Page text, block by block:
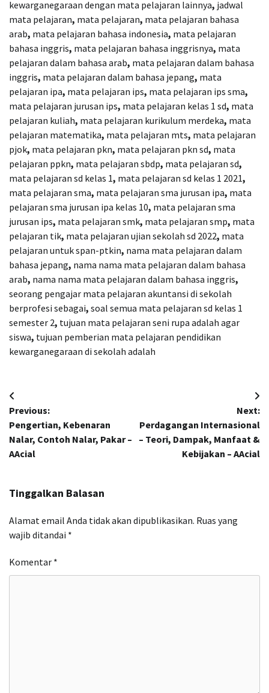
kewarganegaraan dengan mata pelajaran lainnya, jadwal
mata pelajaran, mata pelajaran, mata pelajaran bahasa
arab, mata pelajaran bahasa indonesia, mata pelajaran
bahasa inggris, mata pelajaran bahasa inggrisnya, mata
pelajaran dalam bahasa arab, mata pelajaran dalam bahasa
inggris, mata pelajaran dalam bahasa jepang, mata
pelajaran ipa, mata pelajaran ips, mata pelajaran ips sma,
mata pelajaran jurusan ips, mata pelajaran kelas 1 sd, mata
pelajaran kuliah, mata pelajaran kurikulum merdeka, mata
pelajaran matematika, mata pelajaran mts, mata pelajaran
pjok, mata pelajaran pkn, mata pelajaran pkn sd, mata
pelajaran ppkn, mata pelajaran sbdp, mata pelajaran sd,
mata pelajaran sd kelas 1, mata pelajaran sd kelas 1 2021,
mata pelajaran sma, mata pelajaran sma jurusan ipa, mata
pelajaran sma jurusan ipa kelas 10, mata pelajaran sma
jurusan ips, mata pelajaran smk, mata pelajaran smp, mata
pelajaran tik, mata pelajaran ujian sekolah sd 2022, mata
pelajaran untuk span-ptkin, nama mata pelajaran dalam
bahasa jepang, nama nama mata pelajaran dalam bahasa
arab, nama nama mata pelajaran dalam bahasa inggris,
seorang pengajar mata pelajaran akuntansi di sekolah
berprofesi sebagai, soal semua mata pelajaran sd kelas 1
semester 2, tujuan mata pelajaran seni rupa adalah agar
siswa, tujuan pemberian mata pelajaran pendidikan
kewarganegaraan di sekolah adalah
Navigasi
pos
Previous:
Pengertian, Kebenaran
Nalar, Contoh Nalar, Pakar –
AAcial
Next:
Perdagangan Internasional
– Teori, Dampak, Manfaat &
Kebijakan – AAcial
Tinggalkan Balasan
Alamat email Anda tidak akan dipublikasikan. Ruas yang
wajib ditandai *
Komentar *